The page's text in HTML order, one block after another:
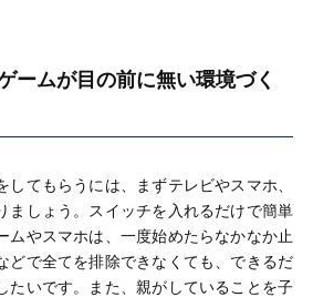
ームが目の前に無い環境づく
してもらうには、まずテレビやスマホ、
ましょう。スイッチを入れるだけで簡単
ムやスマホは、一度始めたらなかなか止
どで全てを排除できなくても、できるだ
たいです。また、親がしていることを子